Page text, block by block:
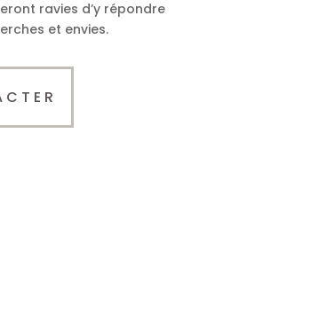
ravies d’y répondre
et envies.